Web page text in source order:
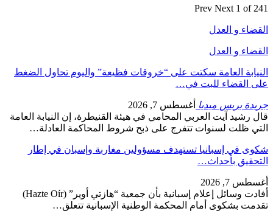
Prev Next 1 of 241
القضاء و العدل
القضاء و العدل
النيابة العامة سكتت على “خروقات فظيعة” واليوم تحاول الضغط
على القضاء للبت في…
جريدة بريس ميديا أغسطس 7, 2026
قال رشيد آيت العربي المحامي في هيئة القنيطرة، إن النيابة العامة
التي ظلت لسنوات تتفرج على ذبح شروط المحاكمة العادلة…
شكوى في إسبانيا تستهدف مسؤولين مغاربة وإسبان في إطار
التحقيق بأحداث…
أغسطس 7, 2026
أفادت وسائل إعلام إسبانية بأن جمعية “هازتي أوير” (Hazte Oír)
تقدمت بشكوى أمام المحكمة الوطنية الإسبانية تتعلق…